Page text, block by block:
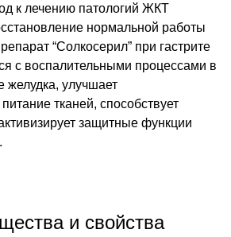
к лечению патологий ЖКТ
нормальной работы
“Солкосерил” при гастрите
с воспалительными процессами в
желудка, улучшает
тканей, способствует
защитные функции
и свойства